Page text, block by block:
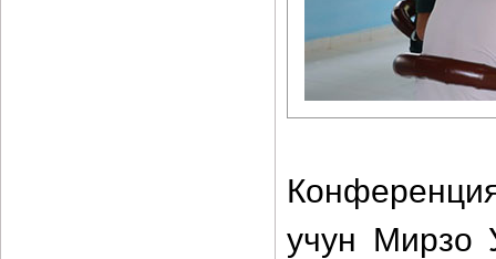
учун Мирзо